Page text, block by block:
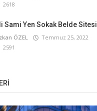
2618
Sami Yen Sokak Belde Sitesi
ÖZEL
Temmuz 25, 2022
2591